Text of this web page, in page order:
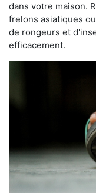
dans votre maison.
frelons asiatiques
de rongeurs et
efficacement.